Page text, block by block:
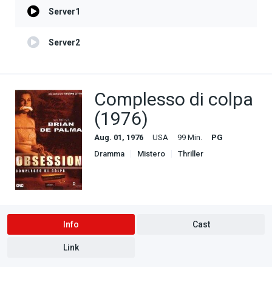
Server1
Server2
Complesso di colpa
(1976)
Aug. 01, 1976 USA 99 Min.
PG
Dramma
Mistero Thriller
Info Cast
Link